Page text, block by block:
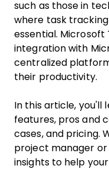
such as those in
where task
essential. Microsoft
integration with
centralized
their productivity.
In this article, you'll
features, pros and
cases, and pricing.
project manager or
insights to help